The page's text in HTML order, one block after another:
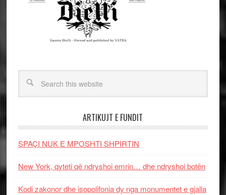
ARTIKUJT E FUNDIT
SPAÇI NUK E MPOSHTI SHPIRTIN
New York, qyteti që ndryshoi emrin… dhe ndryshoi botën
Kodi zakonor dhe isopolifonia dy nga monumentet e gjalla